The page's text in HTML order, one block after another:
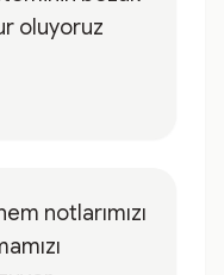
oluyoruz
notlarımızı